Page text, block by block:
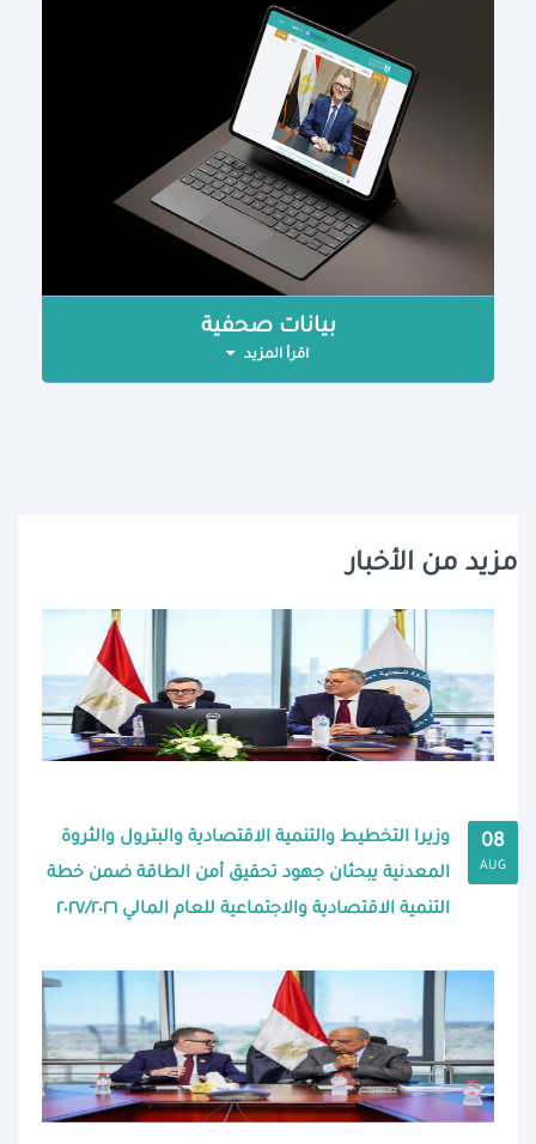
بيانات صحفية
اقرأ المزيد
مزيد من الأخبار
08
AUG
وزيرا التخطيط والتنمية الاقتصادية والبترول والثروة
المعدنية يبحثان جهود تحقيق أمن الطاقة ضمن خطة
التنمية الاقتصادية والاجتماعية للعام المالي ٢٠٢٧/٢٠٢٦